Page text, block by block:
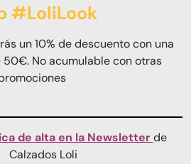
#LoliLook
un 10% de descuento con una
No acumulable con otras
de alta en la Newsletterde
Calzados Loli